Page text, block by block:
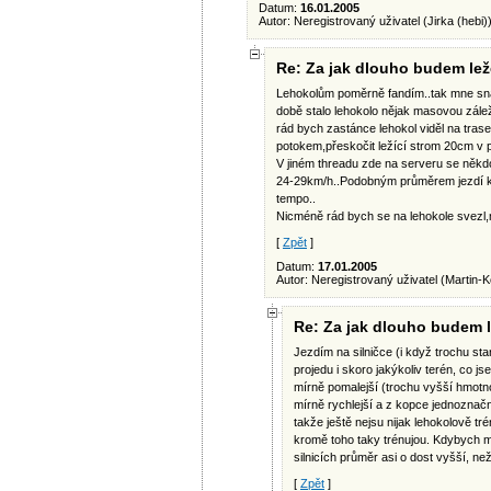
Datum: 16.01.2005
Autor: Neregistrovaný uživatel (Jirka (hebi))
Re: Za jak dlouho budem
Lehokolům poměrně fandím..tak mne
době stalo lehokolo nějak masovou
rád bych zastánce lehokol viděl na
potokem,přeskočit ležící strom 20cm v
V jiném threadu zde na serveru se
24-29km/h..Podobným průměrem
tempo..
Nicméně rád bych se na lehokole
[ Zpět ]
Datum: 17.01.2005
Autor: Neregistrovaný uživatel (Martin-
Re: Za jak dlouho budem
Jezdím na silničce (i když trochu
projedu i skoro jakýkoliv terén, co
mírně pomalejší (trochu vyšší
mírně rychlejší a z kopce
takže ještě nejsu nijak lehokolově
kromě toho taky trénujou. Kdybych
silnicích průměr asi o dost vyšší,
[ Zpět ]